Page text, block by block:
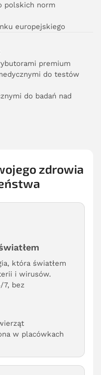
polskich norm
europejskiego
premium
do testów
do badań nad
zdrowia
która światłem
i wirusów.
7, bez
w placówkach